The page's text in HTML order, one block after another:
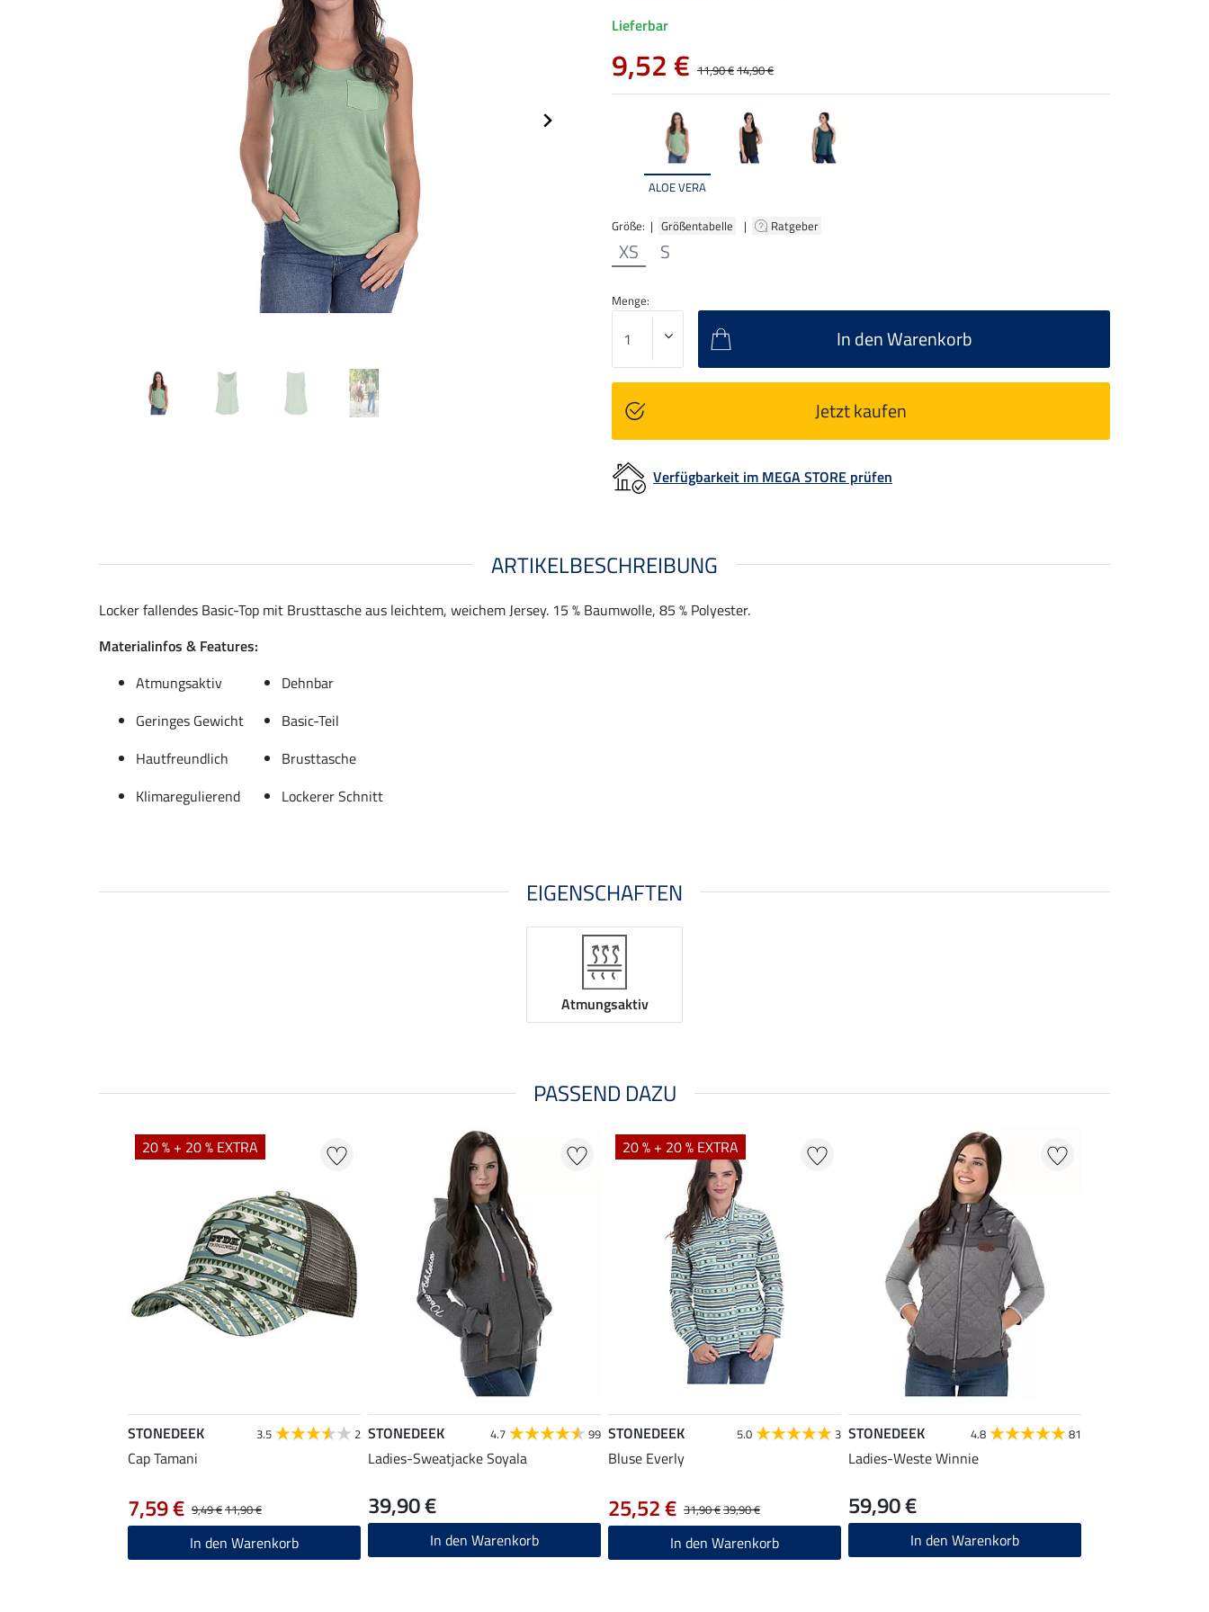
ALOE VERA
Größe: | Größentabelle | Ratgeber
XS S
Lieferbar
9,52 € 11,90 €14,90 €
Menge:
In den Warenkorb
Jetzt kaufen
Verfügbarkeit im MEGA STORE prüfen
ARTIKELBESCHREIBUNG
Locker fallendes Basic-Top mit Brusttasche aus leichtem, weichem Jersey. 15 % Baumwolle, 85 % Polyester.
Materialinfos & Features:
Atmungsaktiv
Dehnbar
Geringes Gewicht
Basic-Teil
Hautfreundlich
Brusttasche
Klimaregulierend
Lockerer Schnitt
EIGENSCHAFTEN
Atmungsaktiv
PASSEND DAZU
20 % + 20 % EXTRA
STONEDEEK 3.5 2
Cap Tamani
9,49 €11,90 €
7,59 €
In den Warenkorb
STONEDEEK 4.7 99
Ladies-Sweatjacke Soyala
39,90 €
In den Warenkorb
20 % + 20 % EXTRA
STONEDEEK 5.0 3
Bluse Everly
31,90 €39,90 €
25,52 €
In den Warenkorb
STONEDEEK 4.8 81
Ladies-Weste Winnie
59,90 €
In den Warenkorb